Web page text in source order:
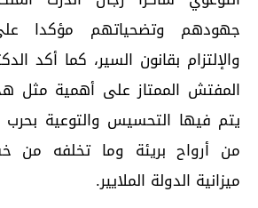
جهودهم وتضحياتهم مؤكدا
والإلتزام بقانون السير، كما أكد
المفتش الممتاز على أهمية مثل
يتم فيها التحسيس والتوعية
من أرواح بريئة وما تخلفه من
ميزانية الدولة الملايير.